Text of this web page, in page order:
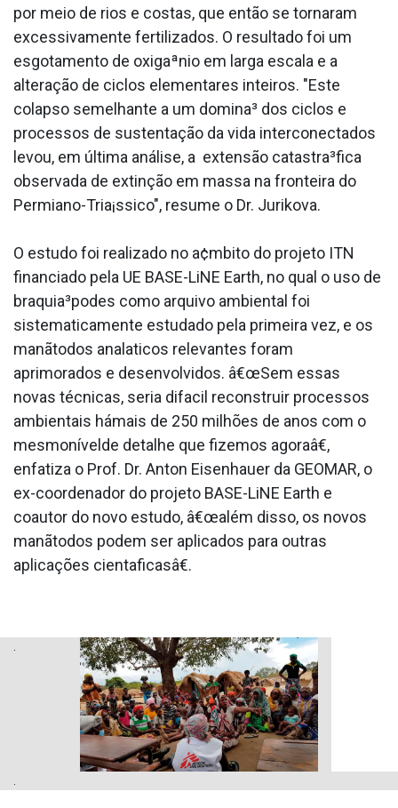
por meio de rios e costas, que então se tornaram
excessivamente fertilizados. O resultado foi um
esgotamento de oxigaªnio em larga escala e a
alteração de ciclos elementares inteiros. "Este
colapso semelhante a um domina³ dos ciclos e
processos de sustentação da vida interconectados
levou, em última análise, a extensão catastra³fica
observada de extinção em massa na fronteira do
Permiano-Tria¡ssico", resume o Dr. Jurikova.
O estudo foi realizado no a¢mbito do projeto ITN
financiado pela UE BASE-LiNE Earth, no qual o uso de
braquia³podes como arquivo ambiental foi
sistematicamente estudado pela primeira vez, e os
manãtodos anala­ticos relevantes foram
aprimorados e desenvolvidos. â€œSem essas
novas técnicas, seria difa­cil reconstruir processos
ambientais hámais de 250 milhões de anos com o
mesmonívelde detalhe que fizemos agoraâ€,
enfatiza o Prof. Dr. Anton Eisenhauer da GEOMAR, o
ex-coordenador do projeto BASE-LiNE Earth e
coautor do novo estudo, â€œalém disso, os novos
manãtodos podem ser aplicados para outras
aplicações cienta­ficasâ€.
.